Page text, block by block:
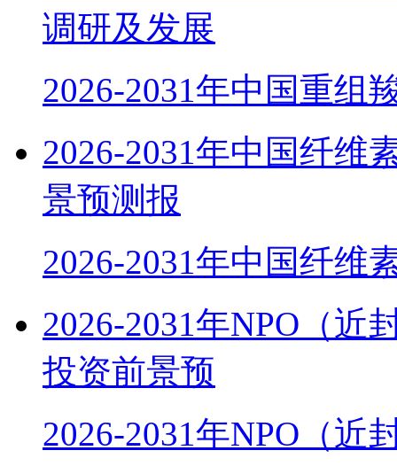
调研及发展
2026-2031年中国重组
2026-2031年中国纤维
景预测报
2026-2031年中国纤维
2026-2031年NPO（近
投资前景预
2026-2031年NPO（近